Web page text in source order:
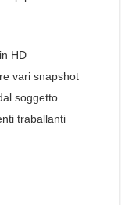
HD
vari snapshot
soggetto
traballanti